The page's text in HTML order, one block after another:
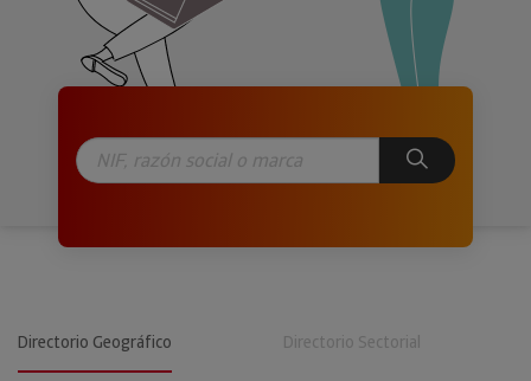
Directorio Geográfico Directorio Sectorial